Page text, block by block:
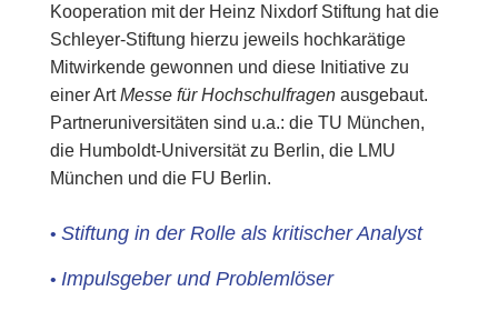
Kooperation mit der Heinz Nixdorf Stiftung hat die
Schleyer-Stiftung hierzu jeweils hochkarätige
Mitwirkende gewonnen und diese Initiative zu
einer ArtMesse für Hochschulfragenausgebaut.
Partneruniversitäten sind u.a.: die TU München,
die Humboldt-Universität zu Berlin, die LMU
München und die FU Berlin.
• Stiftung in der Rolle als kritischer Analyst
• Impulsgeber und Problemlöser